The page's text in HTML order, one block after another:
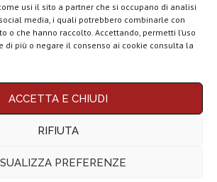
usi il sito a partner che si occupano di analisi
media, i quali potrebbero combinarle con
o che hanno raccolto. Accettando, permetti l’uso
di più o negare il consenso ai cookie consulta la
ACCETTA E CHIUDI
RIFIUTA
PREFERENZE
Contatti Disclaimer Privacy policy
di Michele Ingelido- P. IVA 04124050719
una testata giornalistica in quanto viene aggiornato
EU, un programma che eroga ai siti una commissione
iPad mini